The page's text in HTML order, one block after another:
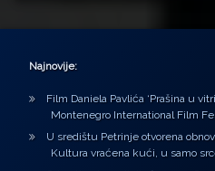
Najnovije:
Film Daniela Pavlića ‘Prašina u
Montenegro International Film
U središtu Petrinje otvorena
Kultura vraćena kući, u samo